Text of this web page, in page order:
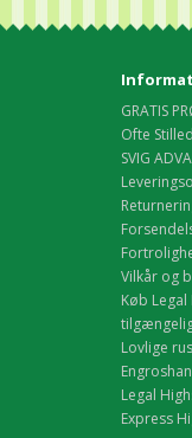
GRATIS
Ofte
SVIG
Vilkår og
Køb
Lovlige
Legal
Express